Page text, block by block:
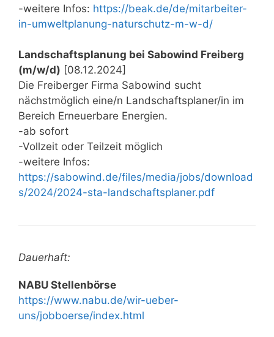
-weitere Infos: https://beak.de/de/mitarbeiter-
in-umweltplanung-naturschutz-m-w-d/
Landschaftsplanung bei Sabowind Freiberg
(m/w/d) [08.12.2024]
Die Freiberger Firma Sabowind sucht
nächstmöglich eine/n Landschaftsplaner/in im
Bereich Erneuerbare Energien.
-ab sofort
-Vollzeit oder Teilzeit möglich
-weitere Infos:
https://sabowind.de/files/media/jobs/download
s/2024/2024-sta-landschaftsplaner.pdf
Dauerhaft:
NABU Stellenbörse
https://www.nabu.de/wir-ueber-
uns/jobboerse/index.html